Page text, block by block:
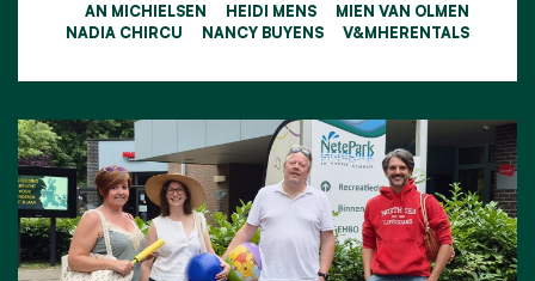
AN MICHIELSEN HEIDI MENS
MIEN VAN OLMEN
NADIA CHIRCU
NANCY BUYENS V&MHERENTALS